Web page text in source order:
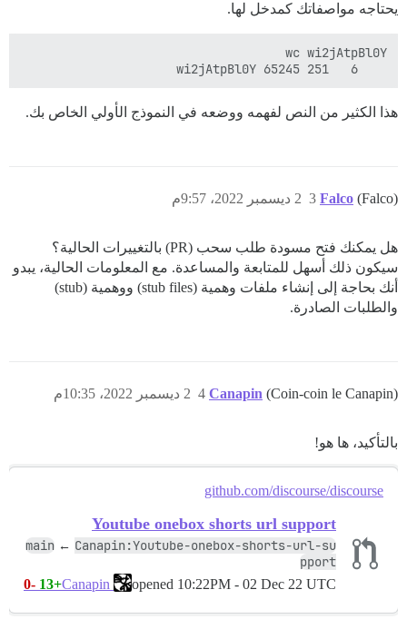
يحتاجه مواصفاتك كمدخل لها.
هذا الكثير من النص لفهمه ووضعه في النموذج الأولي الخاص بك.
Falco (Falco) 2 ديسمبر 2022، 9:57م 3
هل يمكنك فتح مسودة طلب سحب (PR) بالتغييرات الحالية؟
سيكون ذلك أسهل للمتابعة والمساعدة. مع المعلومات الحالية، يبدو
أنك بحاجة إلى إنشاء ملفات وهمية (stub files) ووهمية (stub)
والطلبات الصادرة.
Canapin (Coin-coin le Canapin) 2 ديسمبر 2022، 10:35م 4
بالتأكيد، ها هو!
github.com/discourse/discourse
Youtube onebox shorts url support
main ← Canapin:Youtube-onebox-shorts-url-su
pport
opened 10:22PM - 02 Dec 22 UTC
+13
-0